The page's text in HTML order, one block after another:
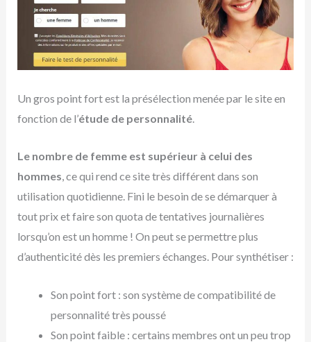
Un gros point fort est la présélection menée par le site en
fonction de l’étude de personnalité.
Le nombre de femme est supérieur à celui des
hommes, ce qui rend ce site très différent dans son
utilisation quotidienne. Fini le besoin de se démarquer à
tout prix et faire son quota de tentatives journalières
lorsqu’on est un homme ! On peut se permettre plus
d’authenticité dès les premiers échanges. Pour synthétiser :
Son point fort : son système de compatibilité de
personnalité très poussé
Son point faible : certains membres ont un peu trop